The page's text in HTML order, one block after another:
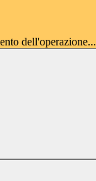
dell'operazione...